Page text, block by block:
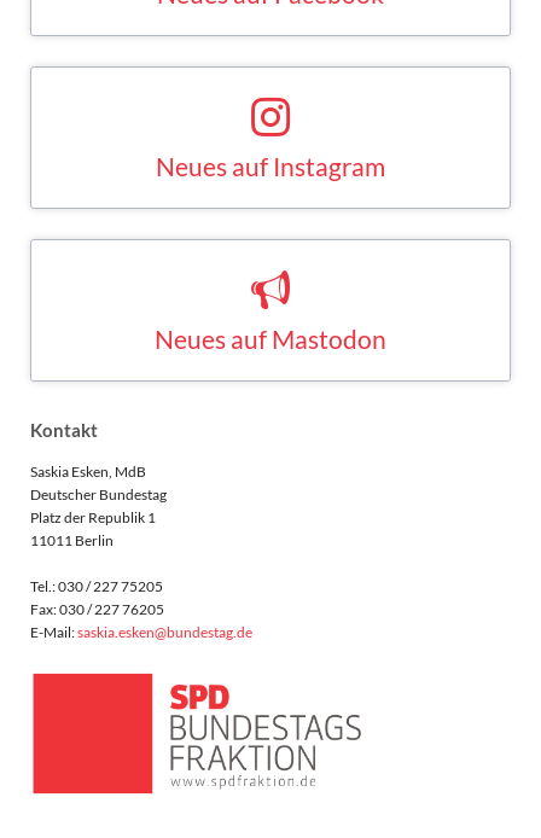
Kontakt
Saskia Esken, MdB
Deutscher Bundestag
Platz der Republik 1
11011 Berlin
Tel.: 030 / 227 75205
Fax: 030 / 227 76205
E-Mail:saskia.esken@bundestag.de